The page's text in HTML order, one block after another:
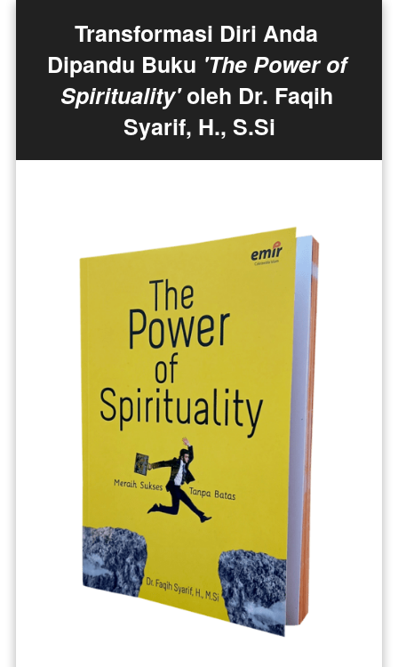
Transformasi Diri Anda
Dipandu Buku 'The Power of
Spirituality' oleh Dr. Faqih
Syarif, H., S.Si